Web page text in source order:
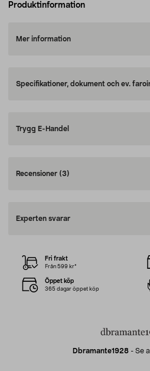
Produktinformation
Mer information
Specifikationer, dokument och ev.
Trygg E-Handel
Recensioner (3)
Experten svarar
Dbramante1928 - Se
Fri frakt
Från 599 kr*
Öppet köp
365 dagar öppet köp